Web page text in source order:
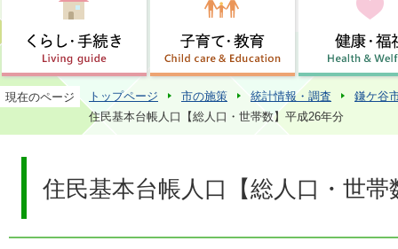
現在のページ トップページ 市の施策 統計情報・調査
鎌ケ谷
住民基本台帳人口【総人口・世帯数】平成26年分
住民基本台帳人口【総人口・世帯